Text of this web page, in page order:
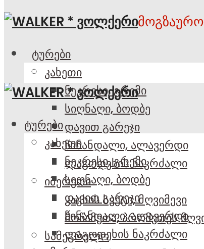
ტურები
კახეთი
ნეკრესი, გრემი
სიღნაღი, ბოდბე
დავით გარეჯი
წინანდალი, ალავერდი
ლაგოდეხის ნაკრძალი
იმერეთი
კაცხის სვეტი, მღვიმევი
მოწამეთა, პრომეთეს
სამეგრელო
ტურები
კახეთი
ნეკრესი, გრემი
სიღნაღი, ბოდბე
დავით გარეჯი
წინანდალი, ალავერდი
ლაგოდეხის ნაკრძალი